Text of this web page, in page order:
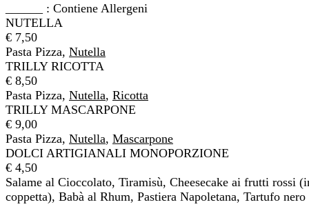
______ : Contiene Allergeni
NUTELLA
€ 7,50
Pasta Pizza, Nutella
TRILLY RICOTTA
€ 8,50
Pasta Pizza, Nutella, Ricotta
TRILLY MASCARPONE
€ 9,00
Pasta Pizza, Nutella, Mascarpone
DOLCI ARTIGIANALI MONOPORZIONE
€ 4,50
Salame al Cioccolato, Tiramisù, Cheesecake ai frutti rossi
coppetta), Babà al Rhum, Pastiera Napoletana, Tartufo nero